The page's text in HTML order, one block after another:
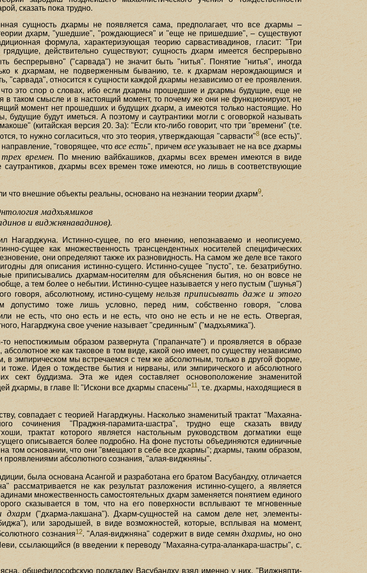
сказать пока трудно.
сущность дхармы не появляется сама, предполагает, что все дхармы –
дхарм, "ушедшие", "рождающиеся" и "еще не пришедшие", – существуют
формула, характеризующая теорию сарвастивадинов, гласит: "Три
действительно существуют; сущность дхарм имеется беспрерывно
беспрерывно" ("сарвада") не значит быть "нитья". Понятие "нитья", иногда
к дхармам, не подверженным быванию, т.е. к дхармам нерождающимся и
"сарвада", относится к сущности каждой дхармы независимо от ее проявления.
что это спор о словах, ибо если дхармы прошедшие и дхармы будущие, еще не
в таком смысле и в настоящий момент, то почему же они не функционируют, не
момент нет прошедших и будущих дхарм, а имеются только настоящие. Но
будут иметься. А поэтому и саутрантики могли с оговоркой называть
(китайская версия 20. За): "Если кто-либо говорит, что три "времени" (т.е.
то нужно согласиться, что это теория, утверждающая "сарвасти"8(все есть)".
"говорящее, что все есть", причем всеуказывает не на все дхармы
времен. По мнению вайбхашиков, дхармы всех времен имеются в виде
дхармы всех времен тоже имеются, но лишь в соответствующие
что внешние объекты реальны, основано на незнании теории дхарм9.
мадхьямиков
и виджнянавадинов).
Нагарджуна. Истинно-сущее, по его мнению, непознаваемо и неописуемо.
сущее как множественность трансцендентных носителей специфических
они определяют также их разновидность. На самом же деле все такого
для описания истинно-сущего. Истинно-сущее "пусто", т.е. безатрибутно.
приписывались дхармам-носителям для объяснения бытия, но он вовсе не
а тем более о небытии. Истинно-сущее называется у него пустым ("шунья")
говоря, абсолютному, истино-сущемунельзя приписывать даже и этого
тоже лишь условно, перед ним, собственно говоря, "слова
не есть, что оно есть и не есть, что оно не есть и не не есть. Отвергая,
Нагарджуна свое учение называет "срединным" ("мадхьямика").
непостижимым образом развернута ("прапанчате") и проявляется в образе
же как таковое в том виде, какой оно имеет, по существу независимо
в эмпирическом мы встречаемся с тем же абсолютным, только в другой форме,
тоже. Идея о тождестве бытия и нирваны, или эмпирического и абсолютного
сект буддизма. Эта же идея составляет основоположение знаменитой
дхармы, в главе II: "Искони все дхармы спасены"11, т.е. дхармы, находящиеся в
совпадает с теорией Нагарджуны. Насколько знаменитый трактат "Махаяна-
сочинения "Праджня-парамита-шастра", трудно еще сказать ввиду
трактат которого является настольным руководством догматики еще
описывается более подробно. На фоне пустоты объединяются единичные
том основании, что они "вмещают в себе все дхармы"; дхармы, таким образом,
проявлениями абсолютного сознания, "алая-виджняны".
была основана Асангой и разработана его братом Васубандху, отличается
не как результат разложения истинно-сущего, а является
множественность самостоятельных дхарм заменяется понятием единого
сказывается в том, что на его поверхности всплывают те мгновенные
дхарм ("дхарма-лакшана"). Дхарм-сущностей на самом деле нет, элементы-
или зародышей, в виде возможностей, которые, всплывая на момент,
сознания12. "Алая-виджняна" содержит в виде семян дхармы, но оно
ссылающийся (в введении к переводу "Махаяна-сутра-аланкара-шастры", с.
общефилософскую подкладку Васубандху взял именно у них, "Виджняпти-